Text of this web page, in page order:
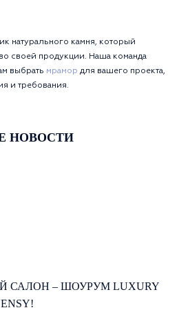
натурального камня, который
своей продукции. Наша команда
выбрать мрамор для вашего проекта,
и требования.
НОВОСТИ
САЛОН – ШОУРУМ LUXURY